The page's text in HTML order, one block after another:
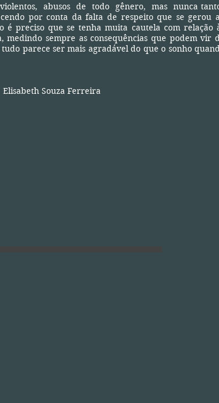
abusos de todo gênero, mas nunca
por conta da falta de respeito que se gerou
é preciso que se tenha muita cautela com relação
medindo sempre as consequências que podem vir
parece ser mais agradável do que o sonho
Ferreira